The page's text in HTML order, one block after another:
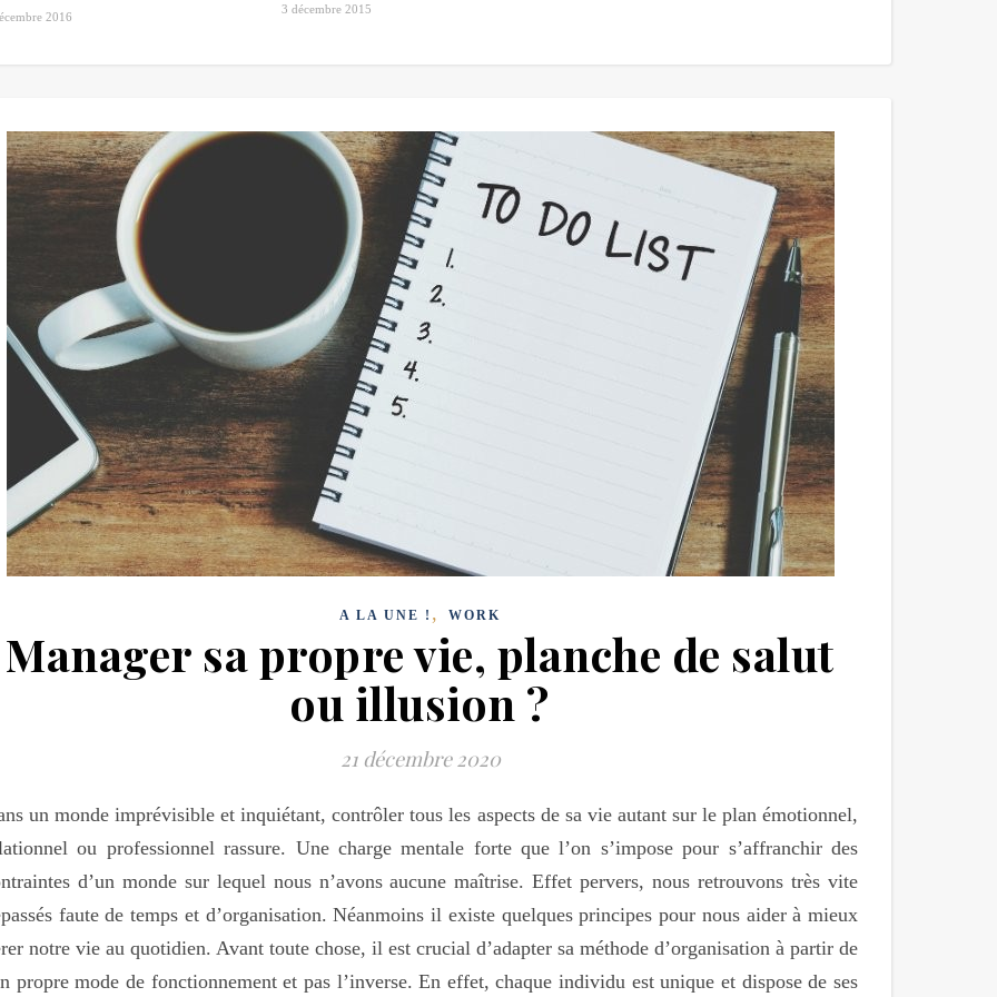
2016
3 décembre 2015
A LA UNE ! , WORK
Manager sa propre vie, planche de salut
ou illusion ?
21 décembre 2020
un monde imprévisible et inquiétant, contrôler tous les aspects de sa vie autant sur le plan émotionnel,
ou professionnel rassure. Une charge mentale forte que l’on s’impose pour s’affranchir des
d’un monde sur lequel nous n’avons aucune maîtrise. Effet pervers, nous retrouvons très vite
faute de temps et d’organisation. Néanmoins il existe quelques principes pour nous aider à mieux
notre vie au quotidien. Avant toute chose, il est crucial d’adapter sa méthode d’organisation à partir de
propre mode de fonctionnement et pas l’inverse. En effet, chaque individu est unique et dispose de ses